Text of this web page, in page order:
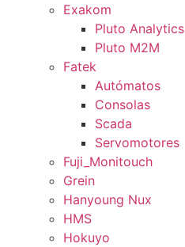
Exakom
Pluto Analytics
Pluto M2M
Fatek
Autómatos
Consolas
Scada
Servomotores
Fuji_Monitouch
Grein
Hanyoung Nux
HMS
Hokuyo